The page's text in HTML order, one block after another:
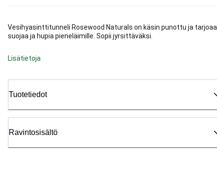
Vesihyasinttitunneli Rosewood Naturals on käsin punottu ja tarjoaa
suojaa ja hupia pieneläimille. Sopii jyrsittäväksi.
Lisätietoja
Tuotetiedot
Ravintosisältö